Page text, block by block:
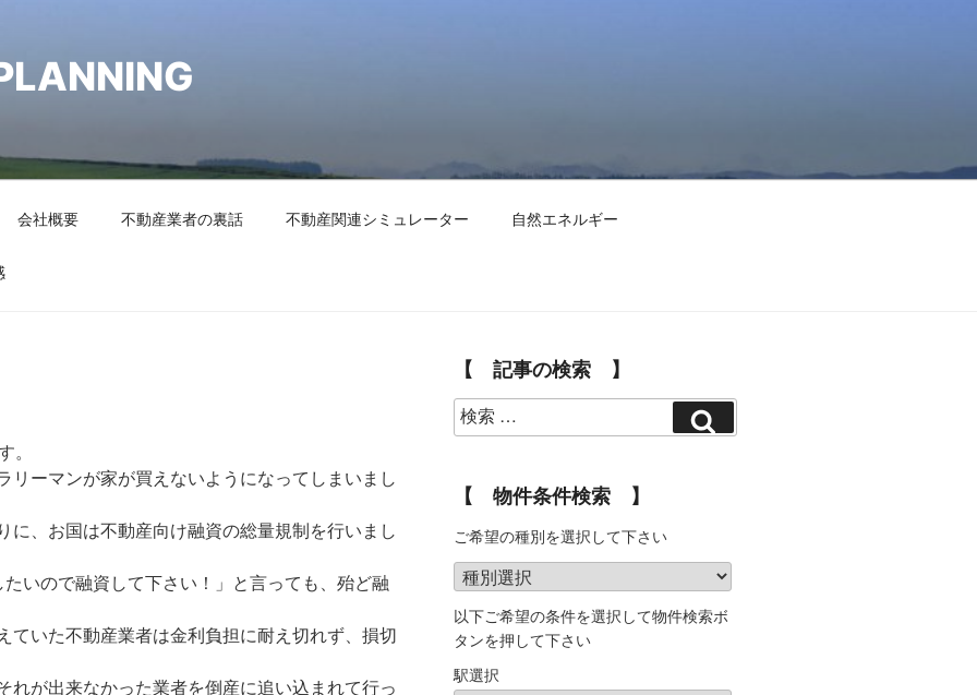
会社概要 不動産業者の裏話 不動産関連シミュレーター 自然エネルギー
。
リーマンが家が買えないようになってしまいまし
に、お国は不動産向け融資の総量規制を行いまし
たいので融資して下さい！」と言っても、殆ど融
ていた不動産業者は金利負担に耐え切れず、損切
れが出来なかった業者を倒産に追い込まれて行っ
【 記事の検索 】
【 物件条件検索 】
ご希望の種別を選択して下さい
以下ご希望の条件を選択して物件検索ボ
タンを押して下さい
駅選択